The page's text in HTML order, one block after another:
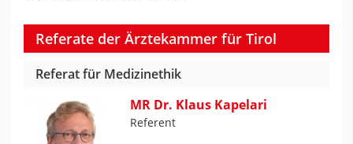
Referate der Ärztekammer für Tirol
Referat für Medizinethik
MR Dr. Klaus Kapelari
Referent